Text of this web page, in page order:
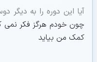
آیا این دوره را به دیگر
چون خودم هرگز فکر نمی
کمک من بیاید